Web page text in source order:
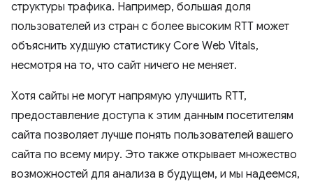
структуры трафика. Например, большая доля
пользователей из стран с более высоким RTT может
объяснить худшую статистику Core Web Vitals,
несмотря на то, что сайт ничего не меняет.
Хотя сайты не могут напрямую улучшить RTT,
предоставление доступа к этим данным посетителям
сайта позволяет лучше понять пользователей вашего
сайта по всему миру. Это также открывает множество
возможностей для анализа в будущем, и мы надеемся,